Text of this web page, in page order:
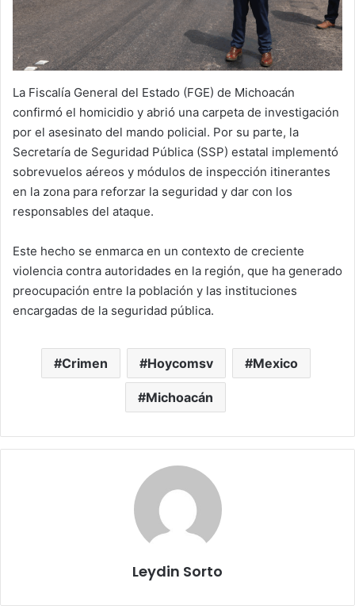
La Fiscalía General del Estado (FGE) de Michoacán
confirmó el homicidio y abrió una carpeta de investigación
por el asesinato del mando policial. Por su parte, la
Secretaría de Seguridad Pública (SSP) estatal implementó
sobrevuelos aéreos y módulos de inspección itinerantes
en la zona para reforzar la seguridad y dar con los
responsables del ataque.
Este hecho se enmarca en un contexto de creciente
violencia contra autoridades en la región, que ha generado
preocupación entre la población y las instituciones
encargadas de la seguridad pública.
Crimen Hoycomsv Mexico
Michoacán
Leydin Sorto